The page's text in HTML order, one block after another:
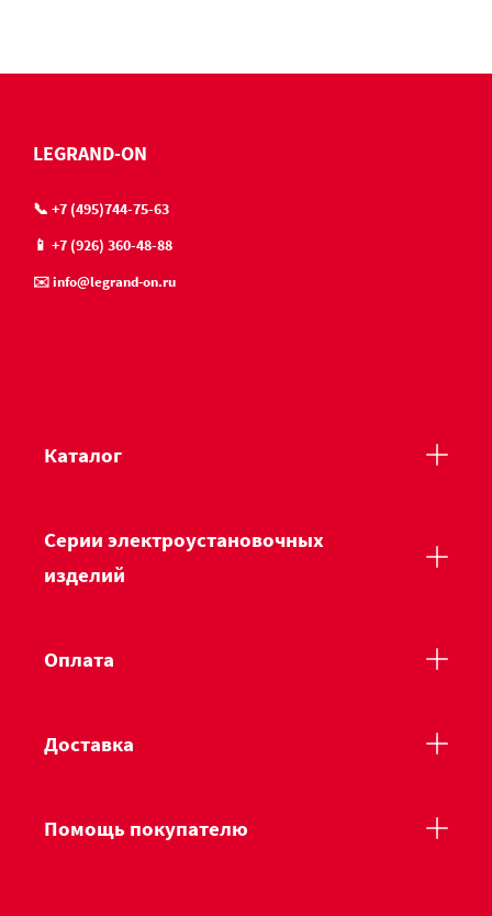
LEGRAND-ON
📞 +7 (495)744-75-63
📱 +7 (926) 360-48-88
✉️ info@legrand-on.ru
Каталог
Серии электроустановочных
изделий
Оплата
Доставка
Помощь покупателю